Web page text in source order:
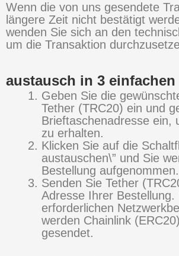
Wenn die von uns gesendete
längere Zeit nicht bestätigt
wenden Sie sich an den
um die Transaktion
austausch in 3
Geben Sie die
Tether (TRC20) ein und
Brieftaschenadresse ein,
zu erhalten.
Klicken Sie auf die
austauschen\” und Sie
Bestellung aufgenommen.
Senden Sie Tether
Adresse Ihrer Bestellung.
erforderlichen
werden Chainlink
gesendet.